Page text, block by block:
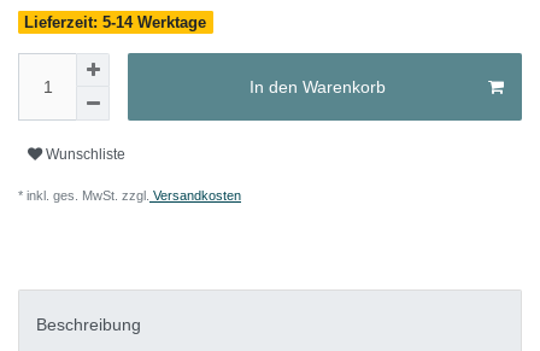
Lieferzeit: 5-14 Werktage
In den Warenkorb
Wunschliste
* inkl. ges. MwSt. zzgl. Versandkosten
Beschreibung